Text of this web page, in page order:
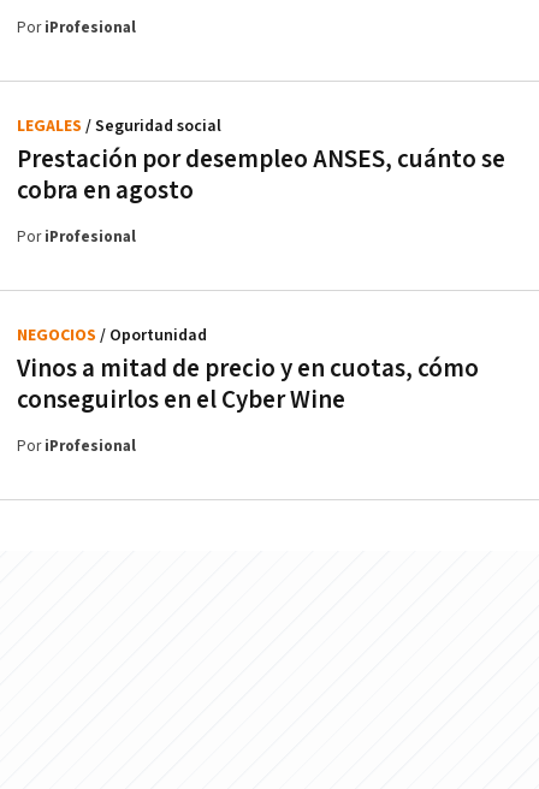
PoriProfesional
Prestación por desempleo ANSES, cuánto se
cobra en agosto
LEGALES / Seguridad social
PoriProfesional
Vinos a mitad de precio y en cuotas, cómo
conseguirlos en el Cyber Wine
NEGOCIOS / Oportunidad
PoriProfesional